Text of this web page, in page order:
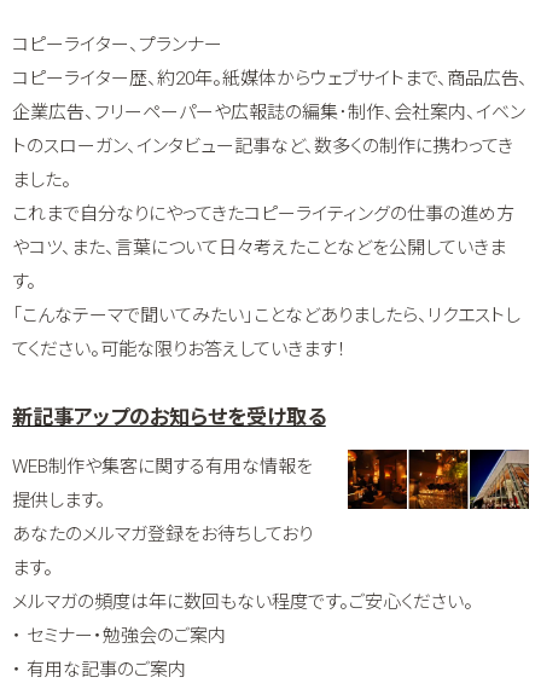
コピーライター、プランナー
コピーライター歴、約20年。紙媒体からウェブサイトまで、商品広告、
企業広告、フリーペーパーや広報誌の編集･制作、会社案内、イベン
トのスローガン、インタビュー記事など、数多くの制作に携わってき
ました。
これまで自分なりにやってきたコピーライティングの仕事の進め方
やコツ、また、言葉について日々考えたことなどを公開していきま
す。
「こんなテーマで聞いてみたい」ことなどありましたら、リクエストし
てください。可能な限りお答えしていきます！
新記事アップのお知らせを受け取る
WEB制作や集客に関する有用な情報を
提供します。
あなたのメルマガ登録をお待ちしており
ます。
メルマガの頻度は年に数回もない程度です。ご安心ください。
・ セミナー・勉強会のご案内
・ 有用な記事のご案内